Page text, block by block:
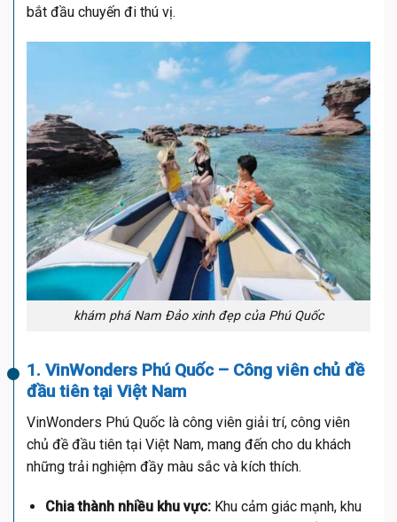
bắt đầu chuyến đi thú vị.
khám phá Nam Đảo xinh đẹp của Phú Quốc
1. VinWonders Phú Quốc – Công viên chủ đề
đầu tiên tại Việt Nam
VinWonders Phú Quốc là công viên giải trí, công viên
chủ đề đầu tiên tại Việt Nam, mang đến cho du khách
những trải nghiệm đầy màu sắc và kích thích.
Chia thành nhiều khu vực:Khu cảm giác mạnh, khu